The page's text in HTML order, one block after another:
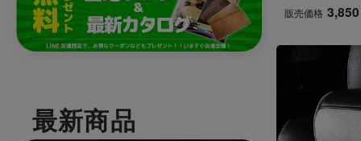
最新商品
販売価格 3,850